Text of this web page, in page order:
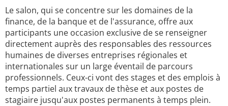
Le salon, qui se concentre sur les domaines de la
finance, de la banque et de l'assurance, offre aux
participants une occasion exclusive de se renseigner
directement auprès des responsables des ressources
humaines de diverses entreprises régionales et
internationales sur un large éventail de parcours
professionnels. Ceux-ci vont des stages et des emplois à
temps partiel aux travaux de thèse et aux postes de
stagiaire jusqu'aux postes permanents à temps plein.